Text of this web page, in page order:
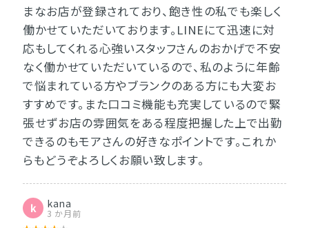
まなお店が登録されており、飽き性の私でも楽しく
働かせていただいております。LINEにて迅速に対
応もしてくれる心強いスタッフさんのおかげで不安
なく働かせていただいているので、私のように年齢
で悩まれている方やブランクのある方にも大変お
すすめです。また口コミ機能も充実しているので緊
張せずお店の雰囲気をある程度把握した上で出勤
できるのもモアさんの好きなポイントです。これか
らもどうぞよろしくお願い致します。
k kana
3 か月前